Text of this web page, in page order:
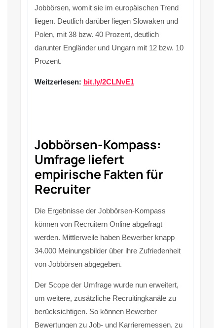
Jobbörsen, womit sie im europäischen Trend
liegen. Deutlich darüber liegen Slowaken und
Polen, mit 38 bzw. 40 Prozent, deutlich
darunter Engländer und Ungarn mit 12 bzw. 10
Prozent.
Weitzerlesen: bit.ly/2CLNvE1
Jobbörsen-Kompass:
Umfrage liefert
empirische Fakten für
Recruiter
Die Ergebnisse der Jobbörsen-Kompass
können von Recruitern Online abgefragt
werden. Mittlerweile haben Bewerber knapp
34.000 Meinungsbilder über ihre Zufriedenheit
von Jobbörsen abgegeben.
Der Scope der Umfrage wurde nun erweitert,
um weitere, zusätzliche Recruitingkanäle zu
berücksichtigen. So können Bewerber
Bewertungen zu Job- und Karrieremessen, zu